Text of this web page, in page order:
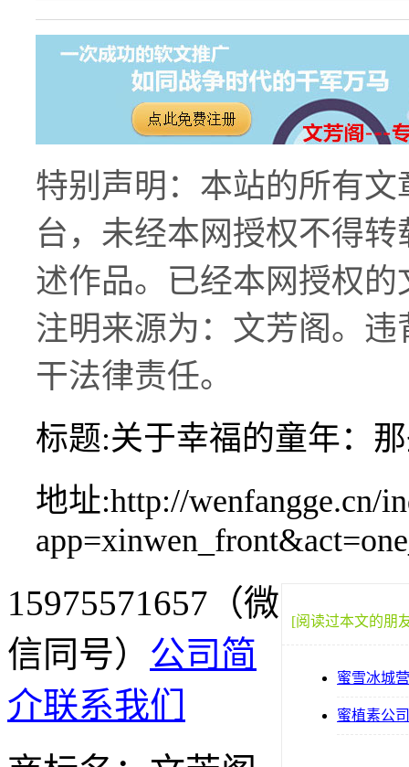
特别声明：本站的所有
台，未经本网授权不得
述作品。已经本网授权
注明来源为：文芳阁。
干法律责任。
标题:关于幸福的童年：
地址:http://wenfangge.cn/
[阅读过本文的朋
蜜雪冰城
蜜植素公
15975571657（微
信同号） 公司简
介联系我们